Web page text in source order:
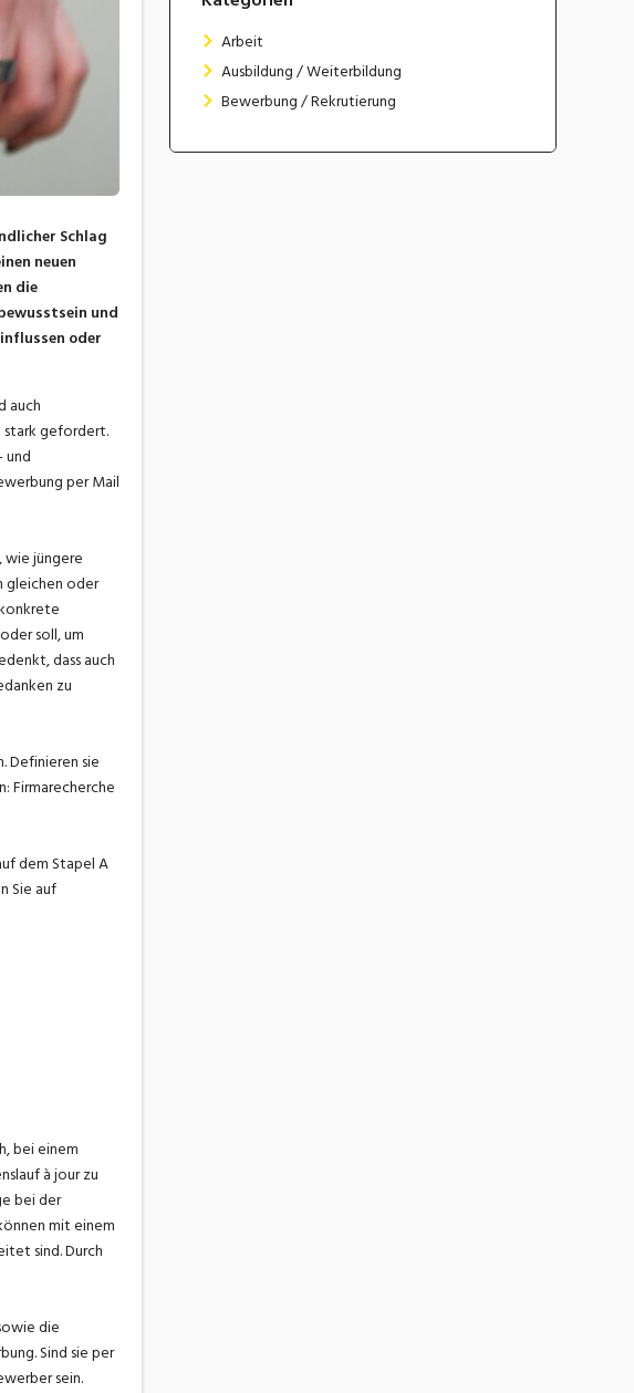
Schlag
neuen
die
und
oder
auch
stark gefordert.
und
per Mail
wie jüngere
gleichen oder
soll, um
dass auch
zu
Definieren sie
Firmarecherche
dem Stapel A
Sie auf
bei einem
à jour zu
bei der
mit einem
sind. Durch
die
Sind sie per
sein.
Arbeit
Ausbildung / Weiterbildung
Bewerbung / Rekrutierung